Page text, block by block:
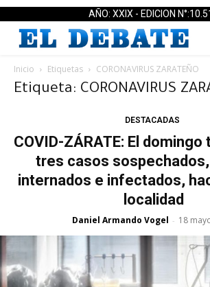
AÑO: XXIX - EDICION
Inicio Etiquetas CORONAVIRUS ZARATEÑO
Etiqueta: CORONAVIRUS
DESTACADAS
COVID-ZÁRATE: El
tres casos
internados e infectados,
localidad
Daniel Armando Vogel - 18